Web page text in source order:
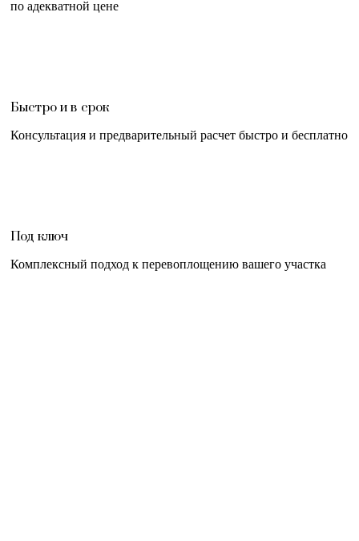
по адекватной цене
Быстро и в срок
Консультация и предварительный расчет быстро и бесплатно
Под ключ
Комплексный подход к перевоплощению вашего участка